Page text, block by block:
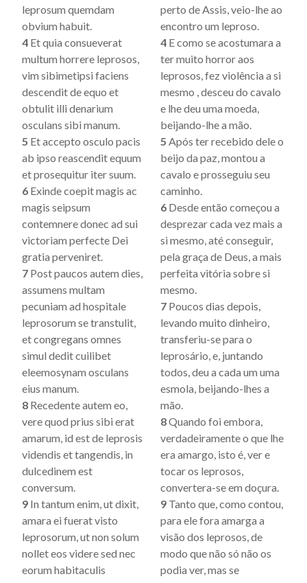
leprosum quemdam
obvium habuit.
4 Et quia consueverat
multum horrere leprosos,
vim sibimetipsi faciens
descendit de equo et
obtulit illi denarium
osculans sibi manum.
5 Et accepto osculo pacis
ab ipso reascendit equum
et prosequitur iter suum.
6 Exinde coepit magis ac
magis seipsum
contemnere donec ad sui
victoriam perfecte Dei
gratia perveniret.
7 Post paucos autem dies,
assumens multam
pecuniam ad hospitale
leprosorum se transtulit,
et congregans omnes
simul dedit cuilibet
eleemosynam osculans
eius manum.
8 Recedente autem eo,
vere quod prius sibi erat
amarum, id est de leprosis
videndis et tangendis, in
dulcedinem est
conversum.
9 In tantum enim, ut dixit,
amara ei fuerat visto
leprosorum, ut non solum
nollet eos videre sed nec
eorum habitaculis
perto de Assis, veio-lhe ao
encontro um leproso.
4 E como se acostumara a
ter muito horror aos
leprosos, fez violência a si
mesmo , desceu do cavalo
e lhe deu uma moeda,
beijando-lhe a mão.
5 Após ter recebido dele o
beijo da paz, montou a
cavalo e prosseguiu seu
caminho.
6 Desde então começou a
desprezar cada vez mais a
si mesmo, até conseguir,
pela graça de Deus, a mais
perfeita vitória sobre si
mesmo.
7 Poucos dias depois,
levando muito dinheiro,
transferiu-se para o
leprosário, e, juntando
todos, deu a cada um uma
esmola, beijando-lhes a
mão.
8Quando foi embora,
verdadeiramente o que lhe
era amargo, isto é, ver e
tocar os leprosos,
convertera-se em doçura.
9 Tanto que, como contou,
para ele fora amarga a
visão dos leprosos, de
modo que não só não os
podia ver, mas se